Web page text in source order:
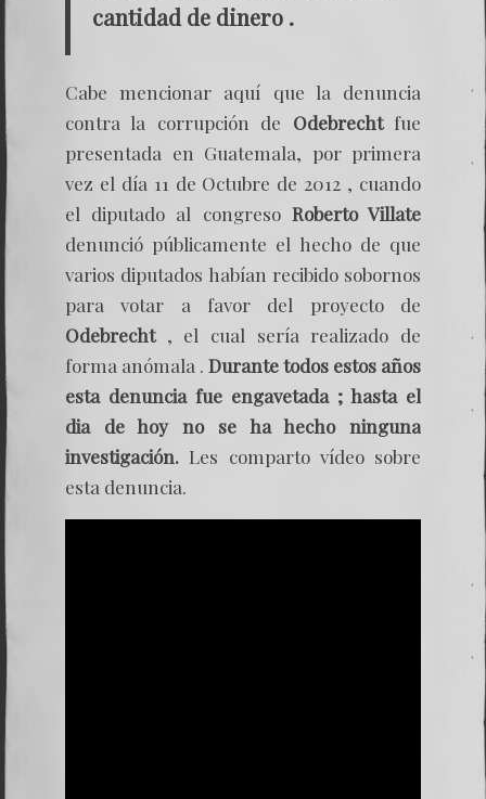
cantidad de dinero .
Cabe mencionar aquí que la denuncia
contra la corrupción de Odebrechtfue
presentada en Guatemala, por primera
vez el día 11 de Octubre de 2012 , cuando
el diputado al congreso Roberto Villate
denunció públicamente el hecho de que
varios diputados habían recibido sobornos
para votar a favor del proyecto de
Odebrecht, el cual sería realizado de
forma anómala . Durante todos estos años
esta denuncia fue engavetada ; hasta el
dia de hoy no se ha hecho ninguna
investigación. Les comparto vídeo sobre
esta denuncia.